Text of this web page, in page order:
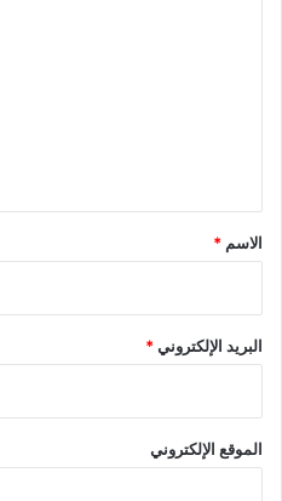
*
الاسم *
البريد الإلكتروني*
الموقع الإلكتروني